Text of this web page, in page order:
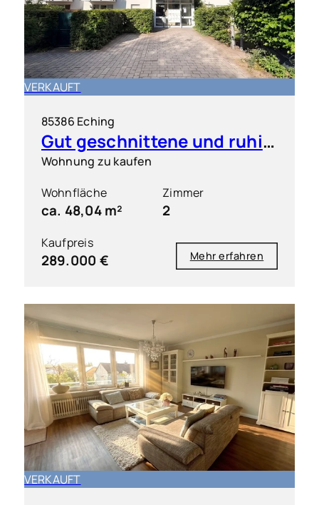
VERKAUFT
85386 Eching
Gut geschnittene und ruhig gelegene 2 Zimmer-Wohnung mit S/O-Balkon
Wohnung zu kaufen
Wohnfläche
ca. 48,04 m²
Zimmer
2
Kaufpreis
289.000 € Mehr erfahren
VERKAUFT